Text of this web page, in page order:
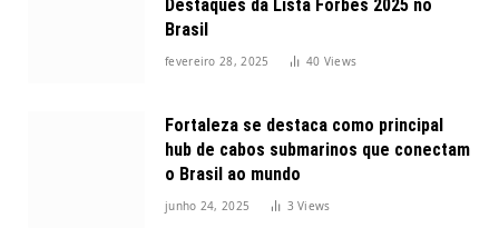
Destaques da Lista Forbes 2025 no
Brasil
fevereiro 28, 2025 40 Views
Fortaleza se destaca como principal
hub de cabos submarinos que conectam
o Brasil ao mundo
junho 24, 2025 3Views